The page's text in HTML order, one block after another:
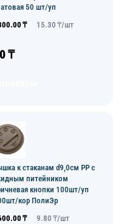
50 шт/уп
₸ 15.30 ₸/шт
₸
к стаканам d9,0см PP с
питейником
кнопки 100шт/уп
кор ПолиЭр
₸ 9.80 ₸/шт